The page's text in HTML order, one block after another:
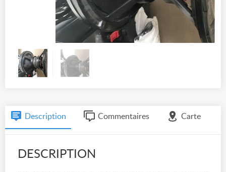
Description Commentaires Carte
DESCRIPTION